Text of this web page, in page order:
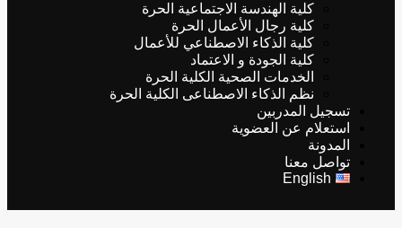
كلية الهندسة الاجتماعية الحرة
كلية رجال الأعمال الحرة
كلية الذكاء الاصطناعي للأعمال
كلية الجودة و الاعتماد
الخدمات الصحية الكلية الحرة
نظم الذكاء الاصطناعى الكلية الحرة
تسجيل المدربين
استعلام عن العضوية
المدونة
تواصل معنا
English